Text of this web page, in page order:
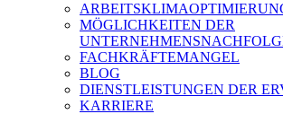
MÖGLICHKEITEN DER
FACHKRÄFTEMANGEL
BLOG
DIENSTLEISTUNGEN DER
KARRIERE